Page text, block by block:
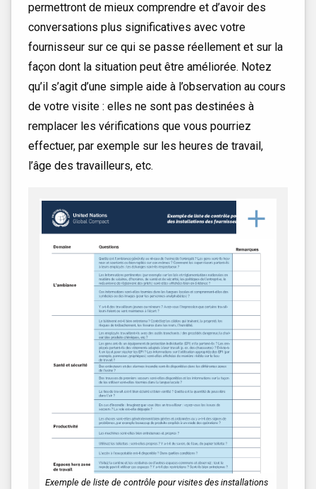
permettront de mieux comprendre et d’avoir des
conversations plus significatives avec votre
fournisseur sur ce qui se passe réellement et sur la
façon dont la situation peut être améliorée. Notez
qu’il s’agit d’une simple aide à l’observation au cours
de votre visite : elles ne sont pas destinées à
remplacer les vérifications que vous pourriez
effectuer, par exemple sur les heures de travail,
l’âge des travailleurs, etc.
Exemple de liste de contrôle pour visites des installations